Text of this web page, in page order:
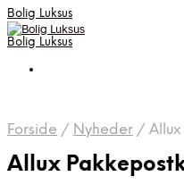
Bolig Luksus
Bolig Luksus
Forside / Nyheder / Allux
Allux